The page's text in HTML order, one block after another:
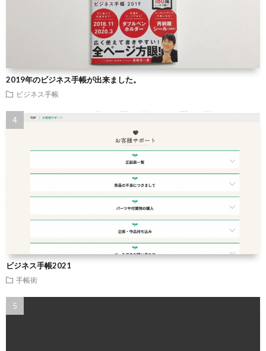
2019年のビジネス手帳が出来ました。
ビジネス手帳
ビジネス手帳2021
手帳術